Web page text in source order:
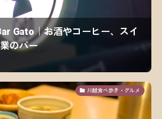
Gato｜お酒やコーヒー、スイ
のバー
川越食べ歩き・グルメ